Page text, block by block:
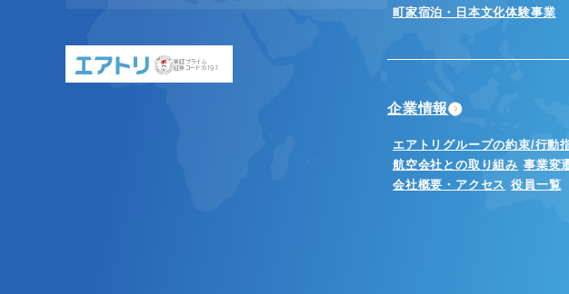
東証プライム
証券コード:6191
町家宿泊・日本文化体験事業
企業情報
エアトリグループの約束/行動
航空会社との取り組み 事業変
会社概要・アクセス 役員一覧